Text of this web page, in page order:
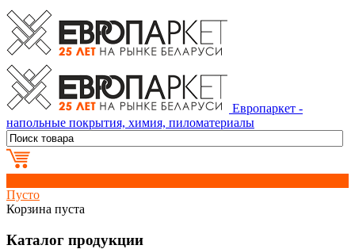
Европаркет -
напольные покрытия, химия, пиломатериалы
Пусто
Корзина пуста
Каталог продукции